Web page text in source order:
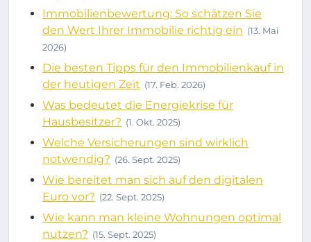
Immobilienbewertung: So schätzen Sie
den Wert Ihrer Immobilie richtig ein (13. Mai
2026)
Die besten Tipps für den Immobilienkauf in
der heutigen Zeit (17. Feb. 2026)
Was bedeutet die Energiekrise für
Hausbesitzer? (1. Okt. 2025)
Welche Versicherungen sind wirklich
notwendig? (26. Sept. 2025)
Wie bereitet man sich auf den digitalen
Euro vor? (22. Sept. 2025)
Wie kann man kleine Wohnungen optimal
nutzen? (15. Sept. 2025)